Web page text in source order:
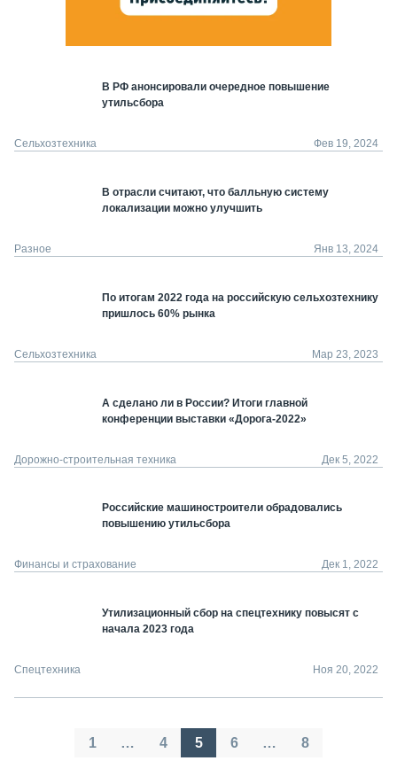
В РФ анонсировали очередное повышение
утильсбора
Сельхозтехника Фев 19, 2024
В отрасли считают, что балльную систему
локализации можно улучшить
Разное Янв 13, 2024
По итогам 2022 года на российскую сельхозтехнику
пришлось 60% рынка
Сельхозтехника Мар 23, 2023
А сделано ли в России? Итоги главной
конференции выставки «Дорога-2022»
Дорожно-строительная техника Дек 5, 2022
Российские машиностроители обрадовались
повышению утильсбора
Финансы и страхование Дек 1, 2022
Утилизационный сбор на спецтехнику повысят с
начала 2023 года
Спецтехника Ноя 20, 2022
Пагинация
1 … 4 5 6 … 8